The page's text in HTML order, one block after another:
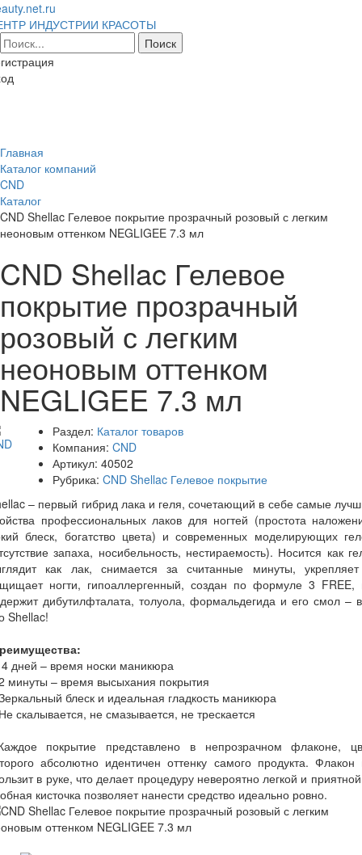
ИНДУСТРИИ КРАСОТЫ
Главная
Каталог компаний
CND
Каталог
CND Shellac Гелевое покрытие прозрачный розовый с легким
неоновым оттенком NEGLIGEE 7.3 мл
CND Shellac Гелевое
покрытие прозрачный
розовый с легким
неоновым оттенком
NEGLIGEE 7.3 мл
Раздел: Каталог товаров
Компания: CND
Артикул: 40502
Рубрика: CND Shellac Гелевое покрытие
– первый гибрид лака и геля, сочетающий в себе самые
профессиональных лаков для ногтей (простота
блеск, богатство цвета) и современных моделирующих
запаха, носибельность, нестираемость). Носится как
как лак, снимается за считанные минуты,
ногти, гипоаллергенный, создан по формуле 3 FREE,
дибутилфталата, толуола, формальдегида и его смол –
Shellac!
дней – время носки маникюра
минуты – время высыхания покрытия
блеск и идеальная гладкость маникюра
скалывается, не смазывается, не трескается
покрытие представлено в непрозрачном флаконе,
абсолютно идентичен оттенку самого продукта. Флакон
в руке, что делает процедуру невероятно легкой и
кисточка позволяет нанести средство идеально ровно.